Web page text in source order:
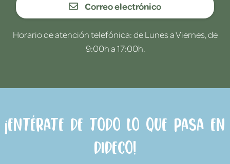
Correo electrónico
Horario de atención telefónica: de Lunes a Viernes, de
9:00h a 17:00h.
¡Entérate de todo lo que pasa en
Dideco!